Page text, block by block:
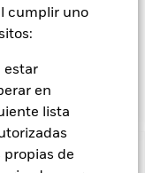
cumplir uno
estar
en
lista
propias de
incluyendo
valores de renta
depósitos e
decir, títulos de
Riesgo.